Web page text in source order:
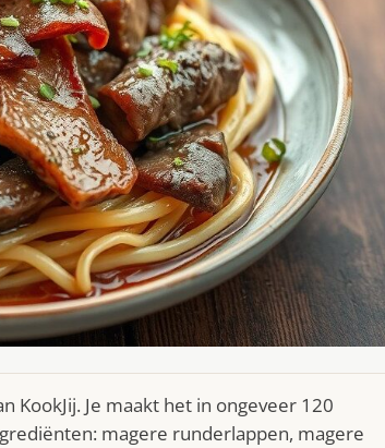
KookJij. Je maakt het in ongeveer 120
magere runderlappen, magere